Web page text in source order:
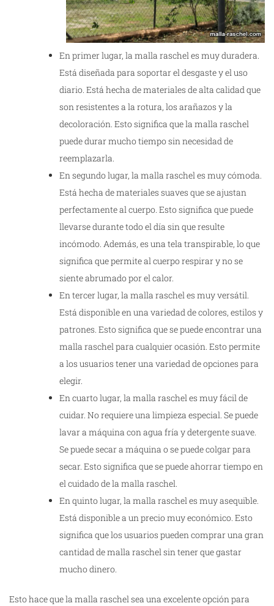
En primer lugar, la malla raschel es muy duradera.
Está diseñada para soportar el desgaste y el uso
diario. Está hecha de materiales de alta calidad que
son resistentes a la rotura, los arañazos y la
decoloración. Esto significa que la malla raschel
puede durar mucho tiempo sin necesidad de
reemplazarla.
En segundo lugar, la malla raschel es muy cómoda.
Está hecha de materiales suaves que se ajustan
perfectamente al cuerpo. Esto significa que puede
llevarse durante todo el día sin que resulte
incómodo. Además, es una tela transpirable, lo que
significa que permite al cuerpo respirar y no se
siente abrumado por el calor.
En tercer lugar, la malla raschel es muy versátil.
Está disponible en una variedad de colores, estilos y
patrones. Esto significa que se puede encontrar una
malla raschel para cualquier ocasión. Esto permite
a los usuarios tener una variedad de opciones para
elegir.
En cuarto lugar, la malla raschel es muy fácil de
cuidar. No requiere una limpieza especial. Se puede
lavar a máquina con agua fría y detergente suave.
Se puede secar a máquina o se puede colgar para
secar. Esto significa que se puede ahorrar tiempo en
el cuidado de la malla raschel.
En quinto lugar, la malla raschel es muy asequible.
Está disponible a un precio muy económico. Esto
significa que los usuarios pueden comprar una gran
cantidad de malla raschel sin tener que gastar
mucho dinero.
Esto hace que la malla raschel sea una excelente opción para